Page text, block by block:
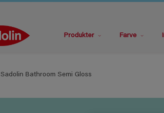
Produkter Farve
Sadolin Bathroom Semi Gloss